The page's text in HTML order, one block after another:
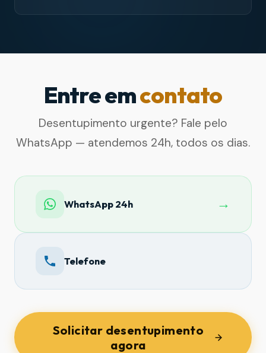
Entre emcontato
Desentupimento urgente? Fale pelo
WhatsApp — atendemos 24h, todos os dias.
WhatsApp 24h →
Telefone
Solicitar desentupimento
agora